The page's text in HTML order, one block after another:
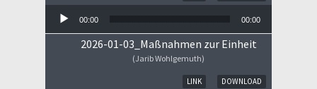
00:00 00:00
2026-01-03_Maßnahmen zur Einheit
(Jarib Wohlgemuth)
DOWNLOAD
LINK